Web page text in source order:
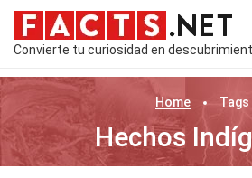
Convierte tu curiosidad en
Home Tags
Hechos